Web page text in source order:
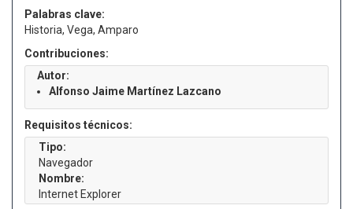
Palabras clave:
Historia, Vega, Amparo
Contribuciones:
Autor:
Alfonso Jaime Martínez Lazcano
Requisitos técnicos:
Tipo:
Navegador
Nombre:
Internet Explorer